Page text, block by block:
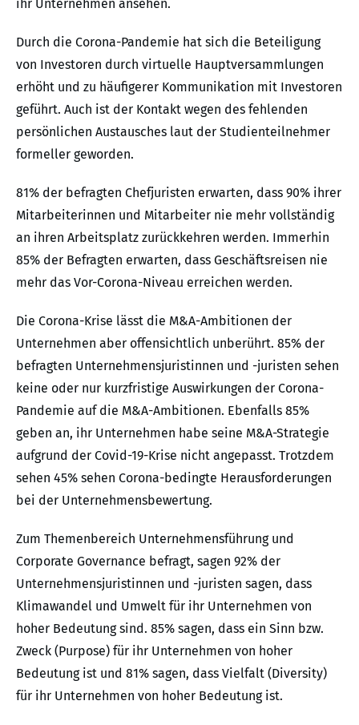
ihr Unternehmen ansehen.
Durch die Corona-Pandemie hat sich die Beteiligung
von Investoren durch virtuelle Hauptversammlungen
erhöht und zu häufigerer Kommunikation mit Investoren
geführt. Auch ist der Kontakt wegen des fehlenden
persönlichen Austausches laut der Studienteilnehmer
formeller geworden.
81% der befragten Chefjuristen erwarten, dass 90% ihrer
Mitarbeiterinnen und Mitarbeiter nie mehr vollständig
an ihren Arbeitsplatz zurückkehren werden. Immerhin
85% der Befragten erwarten, dass Geschäftsreisen nie
mehr das Vor-Corona-Niveau erreichen werden.
Die Corona-Krise lässt die M&A-Ambitionen der
Unternehmen aber offensichtlich unberührt. 85% der
befragten Unternehmensjuristinnen und -juristen sehen
keine oder nur kurzfristige Auswirkungen der Corona-
Pandemie auf die M&A-Ambitionen. Ebenfalls 85%
geben an, ihr Unternehmen habe seine M&A-Strategie
aufgrund der Covid-19-Krise nicht angepasst. Trotzdem
sehen 45% sehen Corona-bedingte Herausforderungen
bei der Unternehmensbewertung.
Zum Themenbereich Unternehmensführung und
Corporate Governance befragt, sagen 92% der
Unternehmensjuristinnen und -juristen sagen, dass
Klimawandel und Umwelt für ihr Unternehmen von
hoher Bedeutung sind. 85% sagen, dass ein Sinn bzw.
Zweck (Purpose) für ihr Unternehmen von hoher
Bedeutung ist und 81% sagen, dass Vielfalt (Diversity)
für ihr Unternehmen von hoher Bedeutung ist.